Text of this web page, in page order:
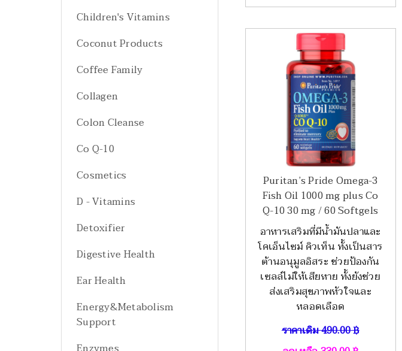
Children's Vitamins
Coconut Products
Coffee Family
Collagen
Colon Cleanse
Co Q-10
Cosmetics
D - Vitamins
Detoxifier
Digestive Health
Ear Health
Energy&Metabolism
Support
Puritan’s Pride Omega-3
Fish Oil 1000 mg plus Co
Q-10 30 mg / 60 Softgels
อาหารเสริมที่มีน้ำมันปลาและ
โคเอ็นไซม์ คิวเท็น ทั้งเป็นสาร
ต้านอนุมูลอิสระ ช่วยป้องกัน
เซลล์ไม่ให้เสียหาย ทั้งยังช่วย
ส่งเสริมสุขภาพหัวใจและ
หลอดเลือด
ราคาเดิม490.00฿